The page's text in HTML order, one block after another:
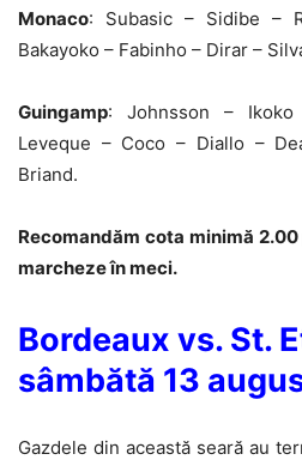
Monaco: Subasic – Sidibe –
Bakayoko – Fabinho – Dirar –
Guingamp: Johnsson –
Leveque – Coco – Diallo –
Briand.
Recomandăm cota minimă
marcheze în meci.
Bordeaux vs. St.
sâmbătă 13
Gazdele din această seară au